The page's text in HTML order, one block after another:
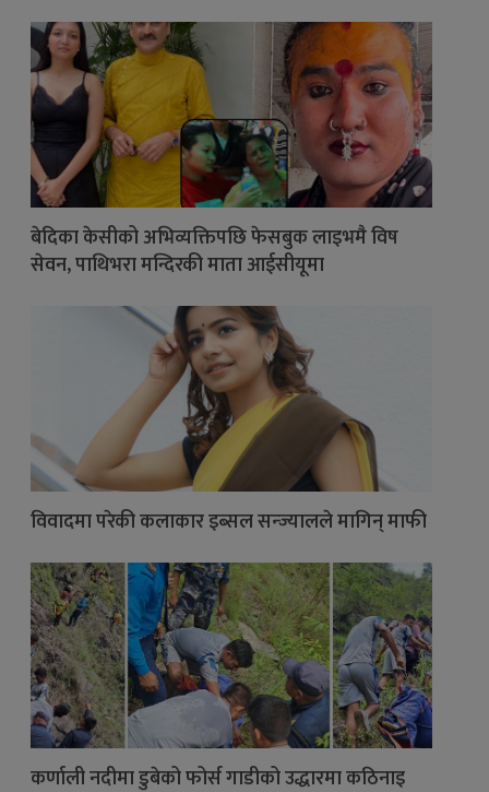
बेदिका केसीको अभिव्यक्तिपछि फेसबुक लाइभमै विष
सेवन, पाथिभरा मन्दिरकी माता आईसीयूमा
विवादमा परेकी कलाकार इब्सल सन्ज्यालले मागिन् माफी
कर्णाली नदीमा डुबेको फोर्स गाडीको उद्धारमा कठिनाइ